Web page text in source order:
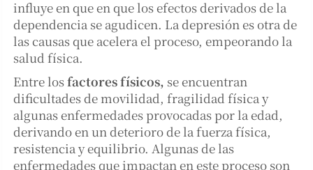
influye en que en que los efectos derivados de la
dependencia se agudicen. La depresión es otra de
las causas que acelera el proceso, empeorando la
salud física.
Entre losfactores físicos, se encuentran
dificultades de movilidad, fragilidad física y
algunas enfermedades provocadas por la edad,
derivando en un deterioro de la fuerza física,
resistencia y equilibrio. Algunas de las
enfermedades que impactan en este proceso son